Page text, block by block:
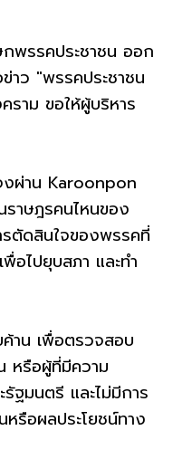
พรรคประชาชน ออก
าว "พรรคประชาชน
ราม ขอให้ผู้บริหาร
ผ่าน Karoonpon
ราษฎรคนไหนของ
ตัดสินใจของพรรคที่
อไปยุบสภา และทำ
าน เพื่อตรวจสอบ
หรือผู้ที่มีความ
ฐมนตรี และไม่มีการ
รือผลประโยชน์ทาง